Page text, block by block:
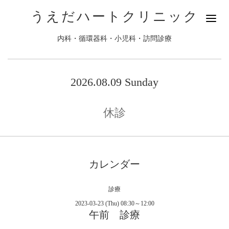
うえだハートクリニック
内科・循環器科・小児科・訪問診療
2026.08.09 Sunday
休診
カレンダー
診療
2023-03-23 (Thu) 08:30～12:00
午前 診療